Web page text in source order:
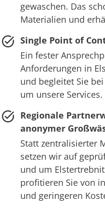
gewaschen. Das
Materialien und
Single Point of
Ein fester
Anforderungen in
und begleitet Sie
um unsere Services.
Regionale
anonymer
Statt zentralisierter
setzen wir auf
und um
profitieren Sie von
und geringeren